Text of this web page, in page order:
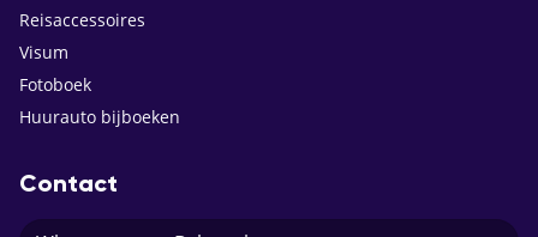
Reisaccessoires
Visum
Fotoboek
Huurauto bijboeken
Contact